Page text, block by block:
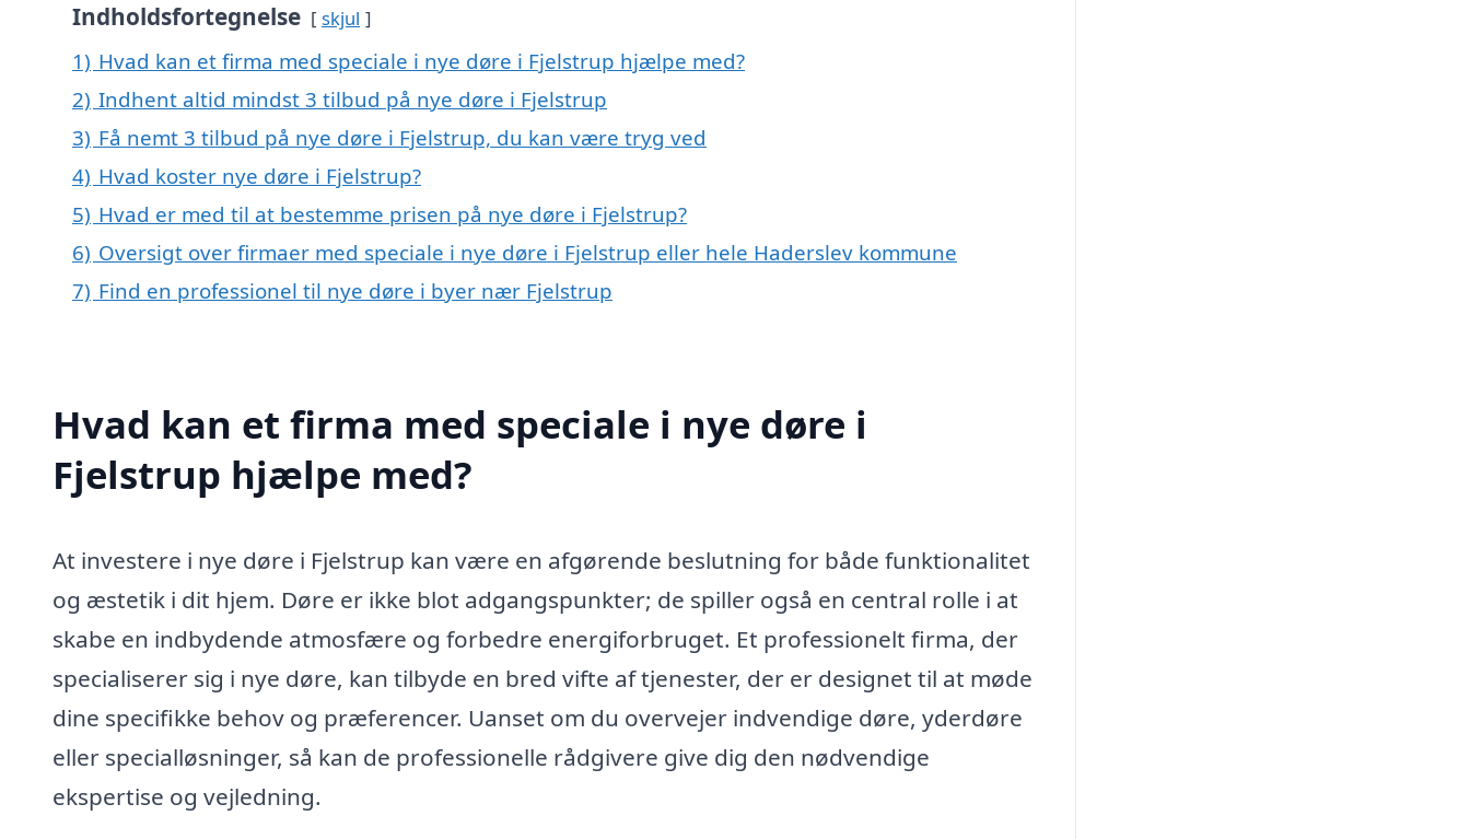
Indholdsfortegnelse skjul
1) Hvad kan et firma med speciale i nye døre i Fjelstrup hjælpe med?
2) Indhent altid mindst 3 tilbud på nye døre i Fjelstrup
3) Få nemt 3 tilbud på nye døre i Fjelstrup, du kan være tryg ved
4) Hvad koster nye døre i Fjelstrup?
5) Hvad er med til at bestemme prisen på nye døre i Fjelstrup?
6) Oversigt over firmaer med speciale i nye døre i Fjelstrup eller hele Haderslev kommune
7) Find en professionel til nye døre i byer nær Fjelstrup
Hvad kan et firma med speciale i nye døre i
Fjelstrup hjælpe med?
At investere i nye døre i Fjelstrup kan være en afgørende beslutning for både funktionalitet
og æstetik i dit hjem. Døre er ikke blot adgangspunkter; de spiller også en central rolle i at
skabe en indbydende atmosfære og forbedre energiforbruget. Et professionelt firma, der
specialiserer sig i nye døre, kan tilbyde en bred vifte af tjenester, der er designet til at møde
dine specifikke behov og præferencer. Uanset om du overvejer indvendige døre, yderdøre
eller specialløsninger, så kan de professionelle rådgivere give dig den nødvendige
ekspertise og vejledning.